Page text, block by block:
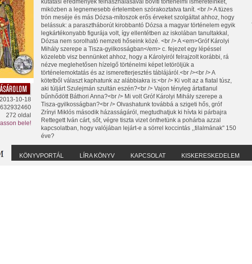
10-18
272 oldal
bele!
kutatási eredmények felhasználásával bővíti történelmi ismereteinket,
miközben a legnemesebb értelemben szórakoztatva tanít. <br /> A tüzes
trón meséje és más Dózsa-mítoszok erős érveket szolgáltat ahhoz, hogy
belássuk: a parasztháborút kirobbantó Dózsa a magyar történelem egyik
legkártékonyabb figurája volt, így ellentétben az iskolában tanultakkal,
Dózsa nem sorolható nemzeti hőseink közé. <br /> A <em>Gróf Károlyi
Mihály szerepe a Tisza-gyilkosságban</em> c. fejezet egy lépéssel
közelebb visz bennünket ahhoz, hogy a Károlyiról felrajzolt korábbi, rá
nézve meglehetősen hízelgő történelmi képet letöröljük a
történelemoktatás és az ismeretterjesztés táblájáról.<br /><br /> A
kötetből választ kaphatunk az alábbiakra is:<br /> Ki volt az a fiatal túsz,
aki túljárt Szulejmán szultán eszén?<br /> Vajon tényleg ártatlanul
bűnhődött Báthori Anna?<br /> Mi volt Gróf Károlyi Mihály szerepe a
Tisza-gyilkosságban?<br /> Olvashatunk továbbá a szigeti hős, gróf
Zrínyi Miklós második házasságáról, megtudhatjuk ki hívta ki párbajra
Rettegett Iván cárt, sőt, végre tiszta vizet önthetünk a pohárba azzal
kapcsolatban, hogy valójában lejárt-e a sörrel koccintás ,,tilalmának" 150
éve?
KÖNYVPORTÁL LÍRA KÖNYV KAPCSOLAT KISKERESKEDELEM